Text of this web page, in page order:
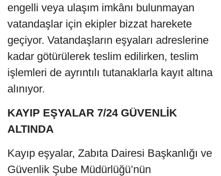
engelli veya ulaşım imkânı bulunmayan
vatandaşlar için ekipler bizzat harekete
geçiyor. Vatandaşların eşyaları adreslerine
kadar götürülerek teslim edilirken, teslim
işlemleri de ayrıntılı tutanaklarla kayıt altına
alınıyor.
KAYIP EŞYALAR 7/24 GÜVENLİK
ALTINDA
Kayıp eşyalar, Zabıta Dairesi Başkanlığı ve
Güvenlik Şube Müdürlüğü’nün